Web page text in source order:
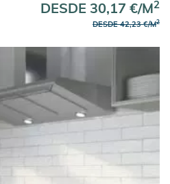
DESDE 30,17 €/M2
DESDE 42,23 €/M2